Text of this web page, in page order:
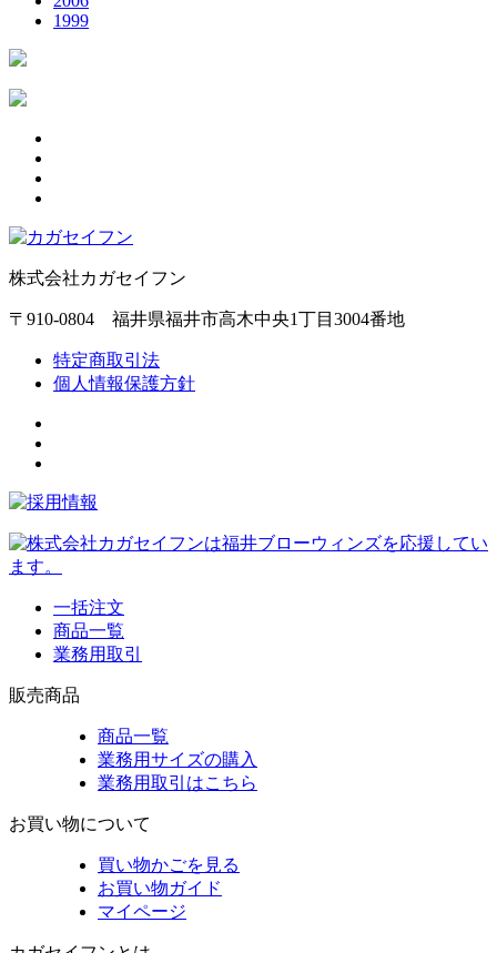
1999
株式会社カガセイフン
〒910-0804 福井県福井市高木中央1丁目3004番地
特定商取引法
個人情報保護方針
一括注文
商品一覧
業務用取引
販売商品
商品一覧
業務用サイズの購入
業務用取引はこちら
お買い物について
買い物かごを見る
お買い物ガイド
マイページ